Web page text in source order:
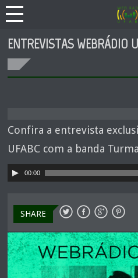
ENTREVISTAS WEBRÁDIO
Confira a entrevista
UFABC com a banda
Tocador
áudio
00:00
SHARE